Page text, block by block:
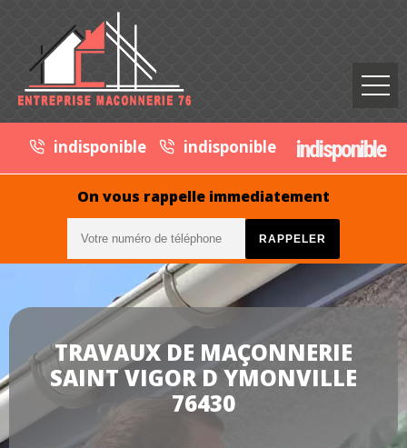
indisponible indisponible indisponible
On vous rappelle immediatement
TRAVAUX DE MAÇONNERIE
SAINT VIGOR D YMONVILLE
76430